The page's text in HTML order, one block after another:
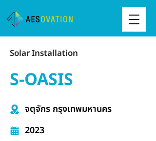
Solar Installation
S-OASIS
จตุจักร กรุงเทพมหานคร
2023